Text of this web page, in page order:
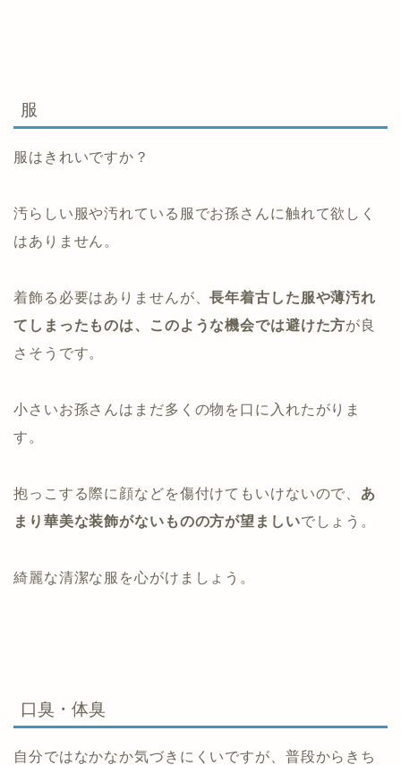
服
服はきれいですか？
汚らしい服や汚れている服でお孫さんに触れて欲しく
はありません。
着飾る必要はありませんが、長年着古した服や薄汚れ
てしまったものは、このような機会では避けた方が良
さそうです。
小さいお孫さんはまだ多くの物を口に入れたがりま
す。
抱っこする際に顔などを傷付けてもいけないので、 あ
まり華美な装飾がないものの方が望ましいでしょう。
綺麗な清潔な服を心がけましょう。
口臭・体臭
自分ではなかなか気づきにくいですが、普段からきち